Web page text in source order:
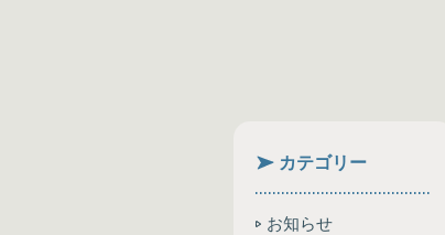
カテゴリー
お知らせ